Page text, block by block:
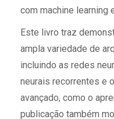
com machine learning
Este livro traz
ampla variedade de
incluindo as redes
neurais recorrentes e
avançado, como o
publicação também